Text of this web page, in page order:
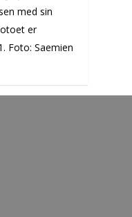
med sin
er
Foto: Saemien
Lag og foreninger
Praktisk info